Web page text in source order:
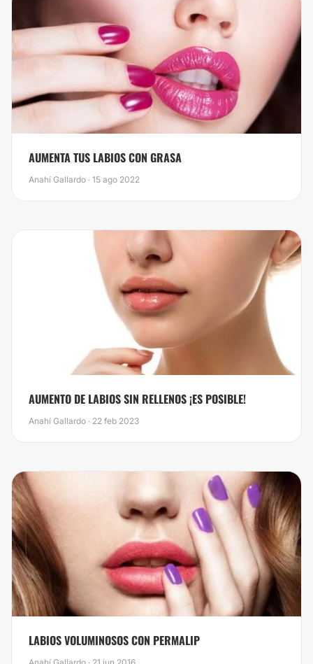
AUMENTA TUS LABIOS CON GRASA
Anahí Gallardo · 15 ago 2022
​AUMENTO DE LABIOS SIN RELLENOS ¡ES POSIBLE!
Anahí Gallardo · 22 feb 2023
LABIOS VOLUMINOSOS CON PERMALIP